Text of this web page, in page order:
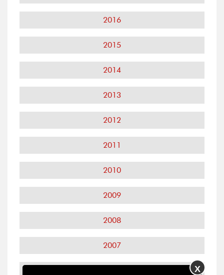
2016
2015
2014
2013
2012
2011
2010
2009
2008
2007
X